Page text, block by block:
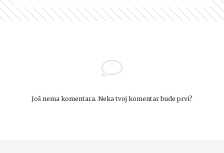
Još nema komentara. Neka tvoj komentar bude prvi?